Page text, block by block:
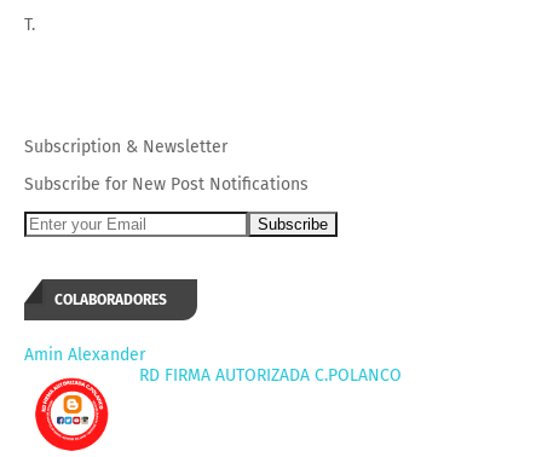
T.
Subscription & Newsletter
Subscribe for New Post Notifications
COLABORADORES
Amin Alexander
RD FIRMA AUTORIZADA C.POLANCO